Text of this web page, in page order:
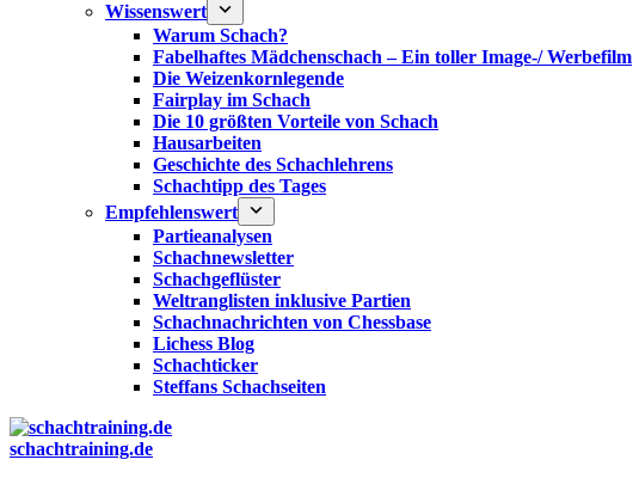
Wissenswert
Warum Schach?
Fabelhaftes Mädchenschach – Ein toller Image-/ Werbefilm
Die Weizenkornlegende
Fairplay im Schach
Die 10 größten Vorteile von Schach‎
Hausarbeiten
Geschichte des Schachlehrens
Schachtipp des Tages
Empfehlenswert
Partieanalysen
Schachnewsletter
Schachgeflüster
Weltranglisten inklusive Partien
Schachnachrichten von Chessbase
Lichess Blog
Schachticker
Steffans Schachseiten
schachtraining.de